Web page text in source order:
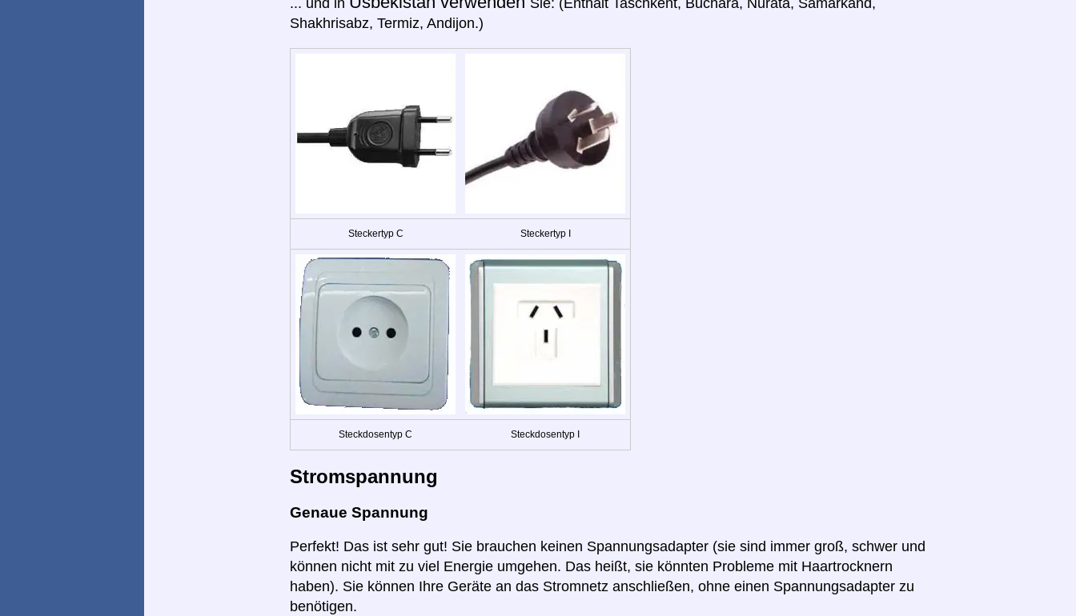
Shakhrisabz, Termiz, Andijon.)
Steckertyp C Steckertyp I
Steckdosentyp C Steckdosentyp I
Stromspannung
Genaue Spannung
Perfekt! Das ist sehr gut! Sie brauchen keinen Spannungsadapter (sie sind immer groß, schwer und
können nicht mit zu viel Energie umgehen. Das heißt, sie könnten Probleme mit Haartrocknern
haben). Sie können Ihre Geräte an das Stromnetz anschließen, ohne einen Spannungsadapter zu
benötigen.